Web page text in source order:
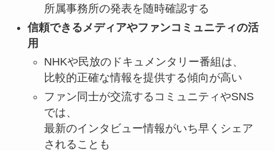
所属事務所の発表を随時確認する
信頼できるメディアやファンコミュニティの活
用
NHKや民放のドキュメンタリー番組は、
比較的正確な情報を提供する傾向が高い
ファン同士が交流するコミュニティやSNS
では、
最新のインタビュー情報がいち早くシェア
されることも